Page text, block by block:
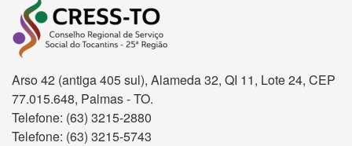
Arso 42 (antiga 405 sul), Alameda 32, QI 11, Lote 24, CEP
77.015.648, Palmas - TO.
Telefone: (63) 3215-2880
Telefone: (63) 3215-5743